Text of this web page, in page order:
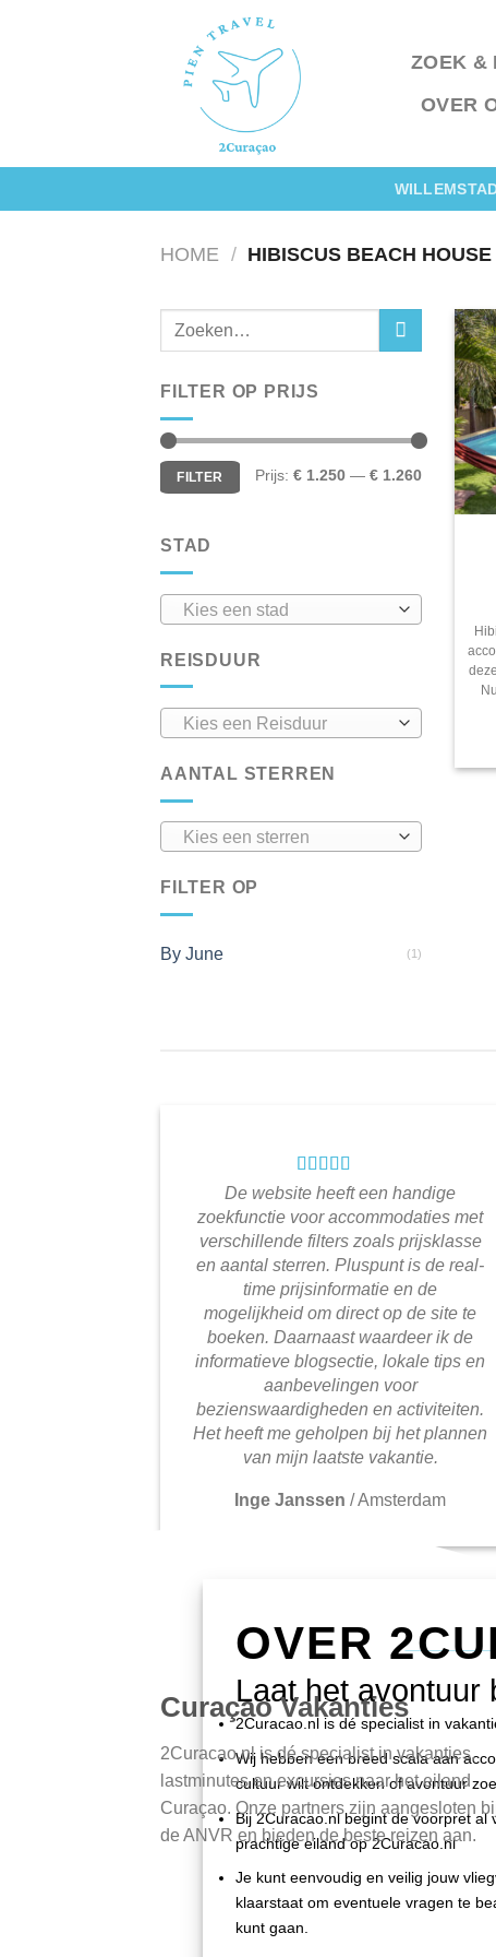
ZOEK &
OVER
HOME / HIBISCUS BEACH HOUSE
FILTER OP PRIJS
Min.
prijs
Max.
prijsFILTER Prijs: € 1.250 — € 1.260
STAD
Kies een stad
REISDUUR
Kies een Reisduur
AANTAL STERREN
Kies een sterren
FILTER OP
By June (1)
De website heeft een handige
zoekfunctie voor accommodaties met
verschillende filters zoals prijsklasse
en aantal sterren. Pluspunt is de real-
time prijsinformatie en de
mogelijkheid om direct op de site te
boeken. Daarnaast waardeer ik de
informatieve blogsectie, lokale tips en
aanbevelingen voor
bezienswaardigheden en activiteiten.
Het heeft me geholpen bij het plannen
van mijn laatste vakantie.
Inge Janssen /Amsterdam
OVER
Laat het avontuur
2Curacao.nl is dé specialist in
Wij hebben een breed scala aan
cultuur wilt ontdekken of avontuur
Bij 2Curacao.nl begint de voorpret
prachtige eiland op 2Curacao.nl
Je kunt eenvoudig en veilig jouw
klaarstaat om eventuele vragen te
kunt gaan.
Curaçao Vakanties
2Curacao.nl is dé specialist in vakanties,
lastminutes en excursies naar het eiland
Curaçao. Onze partners zijn aangesloten
de ANVR en bieden de beste reizen aan.